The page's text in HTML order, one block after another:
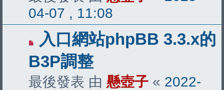
04-07 , 11:08
入口網站phpBB 3.3.x的
B3P調整
最後發表 由 懸壺子 « 2022-